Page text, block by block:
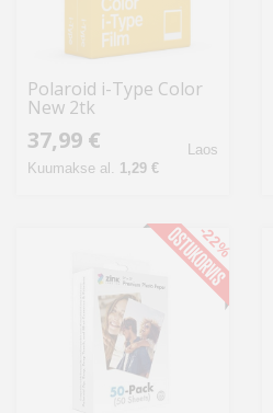
Polaroid i-Type Color
New 2tk
37,99 €
Kuumakse al. 1,29 €
Laos
-22%